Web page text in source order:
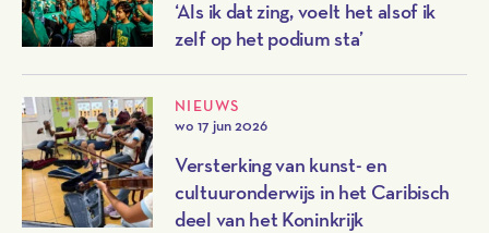
‘Als ik dat zing, voelt het alsof ik
zelf op het podium sta’
NIEUWS
wo 17 jun 2026
Versterking van kunst- en
cultuuronderwijs in het Caribisch
deel van het Koninkrijk